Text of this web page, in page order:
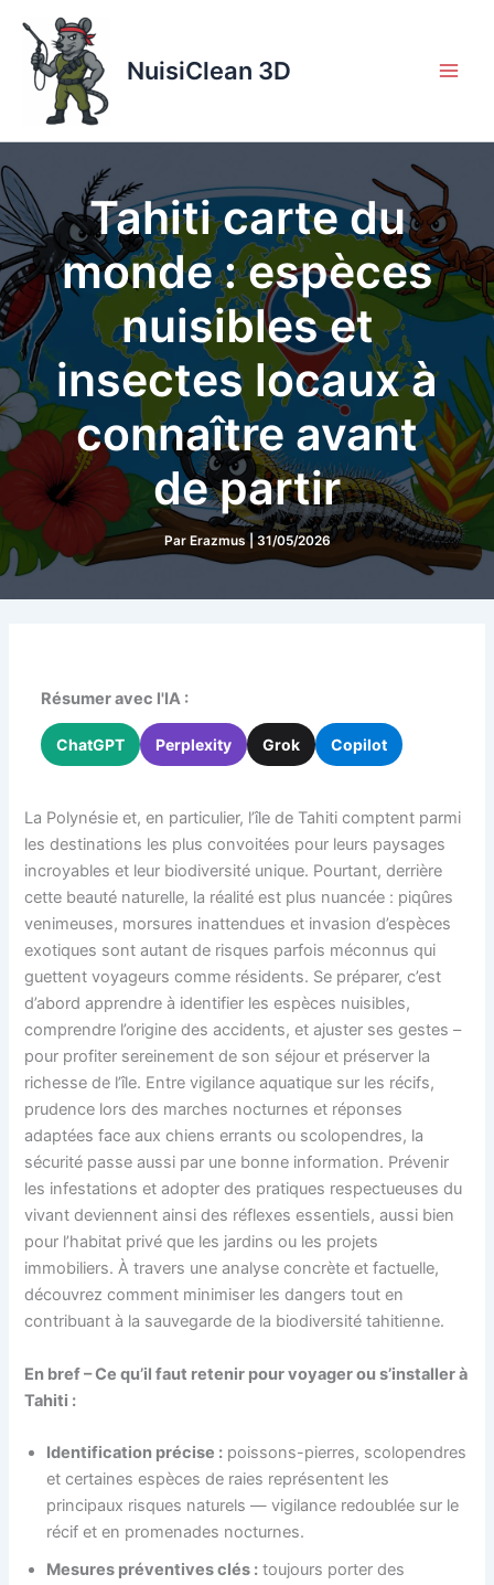
contenu
NuisiClean 3D
Tahiti carte du
monde : espèces
nuisibles et
insectes locaux à
connaître avant
de partir
Par Erazmus|31/05/2026
Résumer avec l'IA :
ChatGPT Perplexity Grok Copilot
La Polynésie et, en particulier, l’île de Tahiti comptent parmi
les destinations les plus convoitées pour leurs paysages
incroyables et leur biodiversité unique. Pourtant, derrière
cette beauté naturelle, la réalité est plus nuancée : piqûres
venimeuses, morsures inattendues et invasion d’espèces
exotiques sont autant de risques parfois méconnus qui
guettent voyageurs comme résidents. Se préparer, c’est
d’abord apprendre à identifier les espèces nuisibles,
comprendre l’origine des accidents, et ajuster ses gestes –
pour profiter sereinement de son séjour et préserver la
richesse de l’île. Entre vigilance aquatique sur les récifs,
prudence lors des marches nocturnes et réponses
adaptées face aux chiens errants ou scolopendres, la
sécurité passe aussi par une bonne information. Prévenir
les infestations et adopter des pratiques respectueuses du
vivant deviennent ainsi des réflexes essentiels, aussi bien
pour l’habitat privé que les jardins ou les projets
immobiliers. À travers une analyse concrète et factuelle,
découvrez comment minimiser les dangers tout en
contribuant à la sauvegarde de la biodiversité tahitienne.
En bref – Ce qu’il faut retenir pour voyager ou s’installer à
Tahiti :
Identification précise : poissons-pierres, scolopendres
et certaines espèces de raies représentent les
principaux risques naturels — vigilance redoublée sur le
récif et en promenades nocturnes.
Mesures préventives clés : toujours porter des